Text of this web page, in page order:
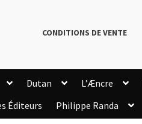
CONDITIONS DE VENTE
Dutan L’Æncre
Éditeurs Philippe Randa